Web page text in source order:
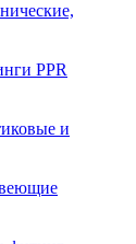
PPR
и